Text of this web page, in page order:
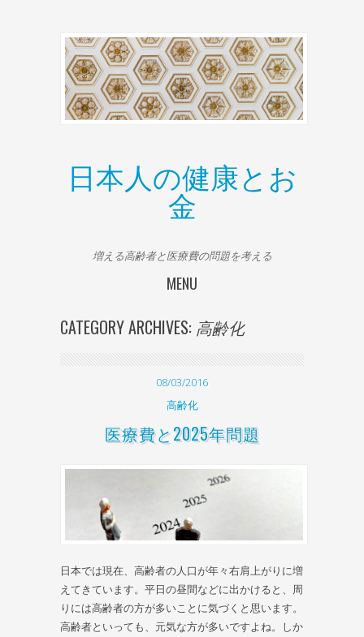
日本人の健康とお
金
増える高齢者と医療費の問題を考える
MENU
CATEGORY ARCHIVES: 高齢化
08/03/2016
高齢化
医療費と2025年問題
日本では現在、高齢者の人口が年々右肩上がりに増
えてきています。平日の昼間などに出かけると、周
りには高齢者の方が多いことに気づくと思います。
高齢者といっても、元気な方が多いですよね。しか